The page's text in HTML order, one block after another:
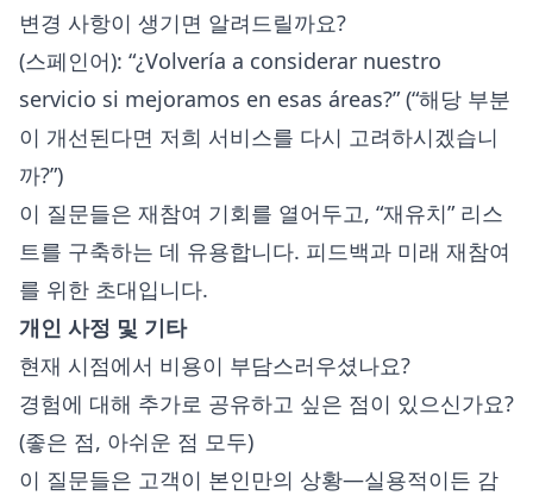
변경 사항이 생기면 알려드릴까요?
(스페인어): “¿Volvería a considerar nuestro
servicio si mejoramos en esas áreas?” (“해당 부분
이 개선된다면 저희 서비스를 다시 고려하시겠습니
까?”)
이 질문들은 재참여 기회를 열어두고, “재유치” 리스
트를 구축하는 데 유용합니다. 피드백과 미래 재참여
를 위한 초대입니다.
개인 사정 및 기타
현재 시점에서 비용이 부담스러우셨나요?
경험에 대해 추가로 공유하고 싶은 점이 있으신가요?
(좋은 점, 아쉬운 점 모두)
이 질문들은 고객이 본인만의 상황—실용적이든 감